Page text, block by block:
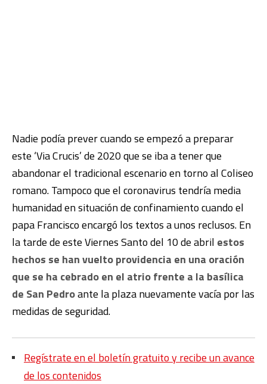
Nadie podía prever cuando se empezó a preparar
este ‘Via Crucis’ de 2020 que se iba a tener que
abandonar el tradicional escenario en torno al Coliseo
romano. Tampoco que el coronavirus tendría media
humanidad en situación de confinamiento cuando el
papa Francisco encargó los textos a unos reclusos. En
la tarde de este Viernes Santo del 10 de abril estos
hechos se han vuelto providencia en una oración
que se ha cebrado en el atrio frente a la basílica
de San Pedroante la plaza nuevamente vacía por las
medidas de seguridad.
Regístrate en el boletín gratuito y recibe un avance
de los contenidos